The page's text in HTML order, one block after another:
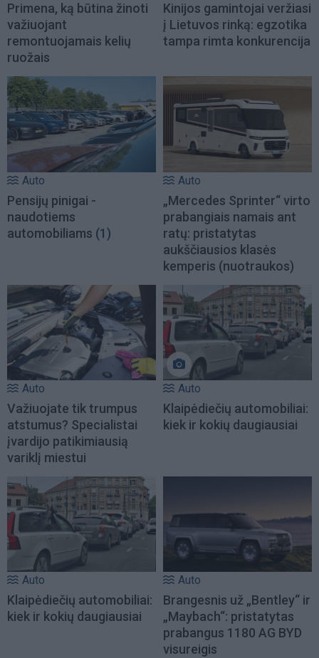
Primena, ką būtina žinoti
važiuojant
remontuojamais kelių
ruožais
Kinijos gamintojai veržiasi
į Lietuvos rinką: egzotika
tampa rimta konkurencija
Auto
Pensijų pinigai -
naudotiems
automobiliams (1)
Auto
„Mercedes Sprinter“ virto
prabangiais namais ant
ratų: pristatytas
aukščiausios klasės
kemperis (nuotraukos)
Auto
Važiuojate tik trumpus
atstumus? Specialistai
įvardijo patikimiausią
variklį miestui
Auto
Klaipėdiečių automobiliai:
kiek ir kokių daugiausiai
Auto
Klaipėdiečių automobiliai:
kiek ir kokių daugiausiai
Auto
Brangesnis už „Bentley“ ir
„Maybach“: pristatytas
prabangus 1180 AG BYD
visureigis